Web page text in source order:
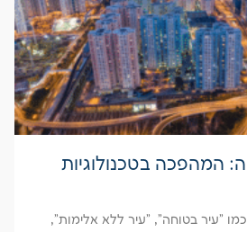
המהפכה בטכנולוגיות
כמו "עיר בטוחה", "עיר ללא אלימות",